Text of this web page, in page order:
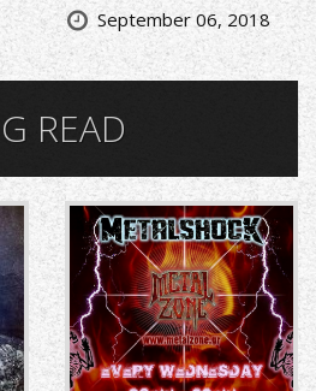
September 06, 2018
READ